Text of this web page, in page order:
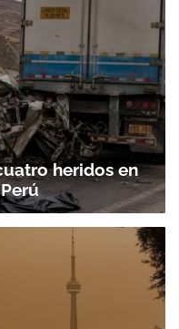
nuestro boletín.
heridos en